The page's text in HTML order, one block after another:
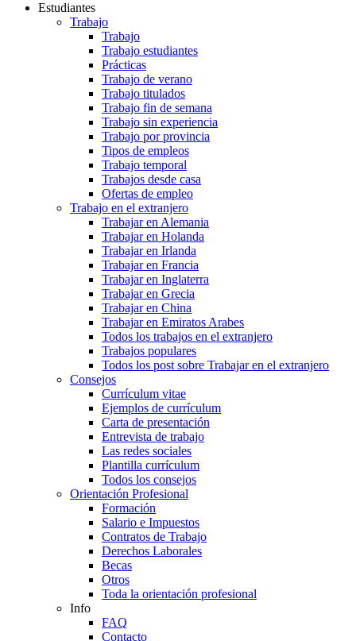
Estudiantes
Trabajo
Trabajo
Trabajo estudiantes
Prácticas
Trabajo de verano
Trabajo titulados
Trabajo fin de semana
Trabajo sin experiencia
Trabajo por provincia
Tipos de empleos
Trabajo temporal
Trabajos desde casa
Ofertas de empleo
Trabajo en el extranjero
Trabajar en Alemania
Trabajar en Holanda
Trabajar en Irlanda
Trabajar en Francia
Trabajar en Inglaterra
Trabajar en Grecia
Trabajar en China
Trabajar en Emiratos Arabes
Todos los trabajos en el extranjero
Trabajos populares
Todos los post sobre Trabajar en el extranjero
Consejos
Currículum vitae
Ejemplos de currículum
Carta de presentación
Entrevista de trabajo
Las redes sociales
Plantilla currículum
Todos los consejos
Orientación Profesional
Formación
Salario e Impuestos
Contratos de Trabajo
Derechos Laborales
Becas
Otros
Toda la orientación profesional
Info
FAQ
Contacto